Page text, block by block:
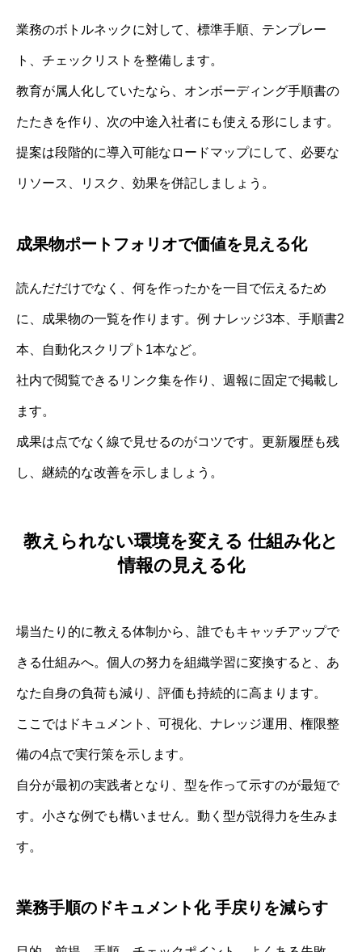
業務のボトルネックに対して、標準手順、テンプレー
ト、チェックリストを整備します。
教育が属人化していたなら、オンボーディング手順書の
たたきを作り、次の中途入社者にも使える形にします。
提案は段階的に導入可能なロードマップにして、必要な
リソース、リスク、効果を併記しましょう。
成果物ポートフォリオで価値を見える化
読んだだけでなく、何を作ったかを一目で伝えるため
に、成果物の一覧を作ります。例 ナレッジ3本、手順書2
本、自動化スクリプト1本など。
社内で閲覧できるリンク集を作り、週報に固定で掲載し
ます。
成果は点でなく線で見せるのがコツです。更新履歴も残
し、継続的な改善を示しましょう。
教えられない環境を変える 仕組み化と
情報の見える化
場当たり的に教える体制から、誰でもキャッチアップで
きる仕組みへ。個人の努力を組織学習に変換すると、あ
なた自身の負荷も減り、評価も持続的に高まります。
ここではドキュメント、可視化、ナレッジ運用、権限整
備の4点で実行策を示します。
自分が最初の実践者となり、型を作って示すのが最短で
す。小さな例でも構いません。動く型が説得力を生みま
す。
業務手順のドキュメント化 手戻りを減らす